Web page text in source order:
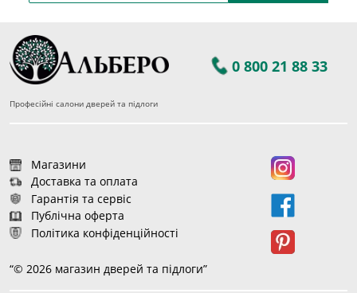
0 800 21 88 33
Професійні салони дверей та підлоги
Магазини
Доставка та оплата
Гарантія та сервіс
Публічна оферта
Політика конфіденційності
“© 2026 магазин дверей та підлоги”